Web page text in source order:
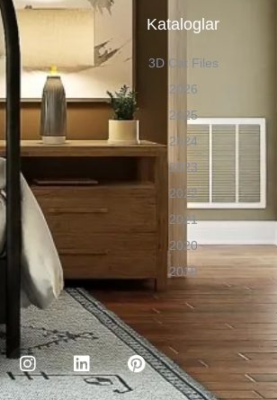
Kataloglar
3D Cat Files
2026
2025
2024
2023
2022
2021
2020
2019